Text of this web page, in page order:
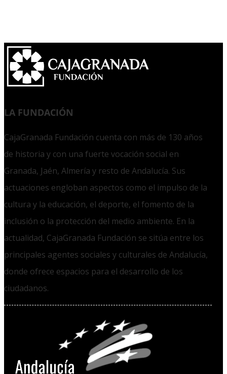
LA FUNDACIÓN
CajaGranada Fundación cuenta con más de 130 años
de historia y con una fuerte vocación social en
Granada, Jaén, Almería y resto de Andalucía. Sus
actuaciones engloban aspectos como el impulso de la
cultura y la educación, el deporte, el fomento de la
inclusión o la protección del medio ambiente. En la
actualidad, CajaGranada Fundación se sitúa entre los
principales agentes sociales y culturales de Andalucía,
donde ofrece espacios para el desarrollo de los
ciudadanos.